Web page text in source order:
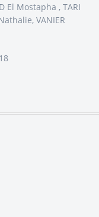
El Mostapha , TARI
VANIER